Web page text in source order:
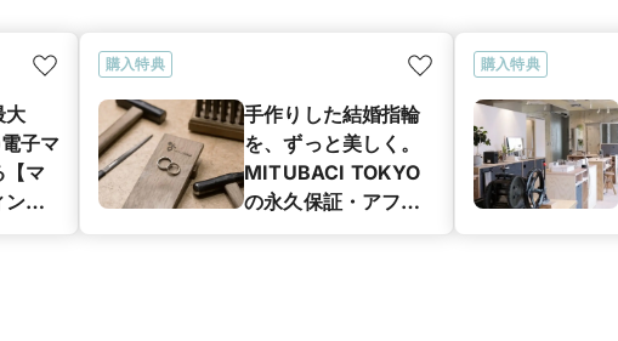
大
子マ
【マ
ング
購入特典
手作りした結婚指輪
を、ずっと美しく。
MITUBACI TOKYO
の永久保証・アフ
購入特典